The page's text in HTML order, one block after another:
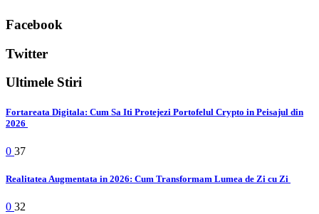
Facebook
Twitter
Ultimele Stiri
Fortareata Digitala: Cum Sa Iti Protejezi Portofelul Crypto in Peisajul din
2026
0 37
Realitatea Augmentata in 2026: Cum Transformam Lumea de Zi cu Zi
0 32